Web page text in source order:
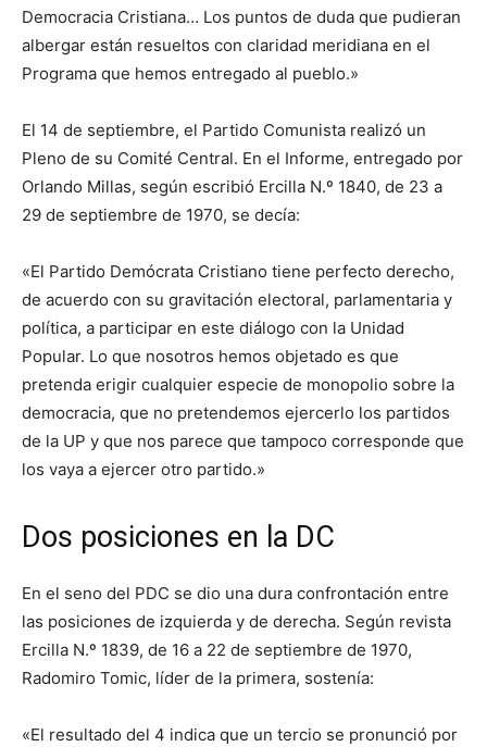
Democracia Cristiana… Los puntos de duda que pudieran
albergar están resueltos con claridad meridiana en el
Programa que hemos entregado al pueblo.»
El 14 de septiembre, el Partido Comunista realizó un
Pleno de su Comité Central. En el Informe, entregado por
Orlando Millas, según escribió Ercilla N.º 1840, de 23 a
29 de septiembre de 1970, se decía:
«El Partido Demócrata Cristiano tiene perfecto derecho,
de acuerdo con su gravitación electoral, parlamentaria y
política, a participar en este diálogo con la Unidad
Popular. Lo que nosotros hemos objetado es que
pretenda erigir cualquier especie de monopolio sobre la
democracia, que no pretendemos ejercerlo los partidos
de la UP y que nos parece que tampoco corresponde que
los vaya a ejercer otro partido.»
Dos posiciones en la DC
En el seno del PDC se dio una dura confrontación entre
las posiciones de izquierda y de derecha. Según revista
Ercilla N.º 1839, de 16 a 22 de septiembre de 1970,
Radomiro Tomic, líder de la primera, sostenía:
«El resultado del 4 indica que un tercio se pronunció por